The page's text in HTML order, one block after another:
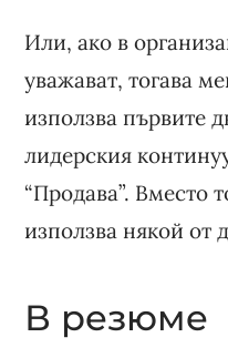
Или, ако в
уважават, тогава
използва първите
лидерския
“Продава”. Вместо
използва някой от
В резюме